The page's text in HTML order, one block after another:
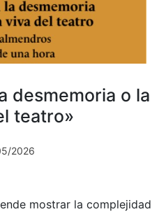
desmemoria o la
teatro»
2026
mostrar la complejidad